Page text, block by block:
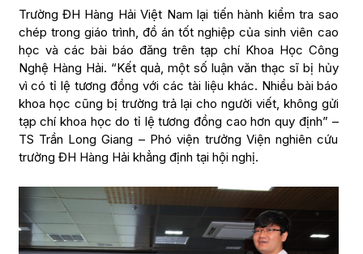
Trường ĐH Hàng Hải Việt Nam lại tiến hành kiểm tra sao
chép trong giáo trình, đồ án tốt nghiệp của sinh viên cao
học và các bài báo đăng trên tạp chí Khoa Học Công
Nghệ Hàng Hải. “Kết quả, một số luận văn thạc sĩ bị hủy
vì có tỉ lệ tương đồng với các tài liệu khác. Nhiều bài báo
khoa học cũng bị trường trả lại cho người viết, không gửi
tạp chí khoa học do tỉ lệ tương đồng cao hơn quy định” –
TS Trần Long Giang – Phó viện trưởng Viện nghiên cứu
trường ĐH Hàng Hải khẳng định tại hội nghị.